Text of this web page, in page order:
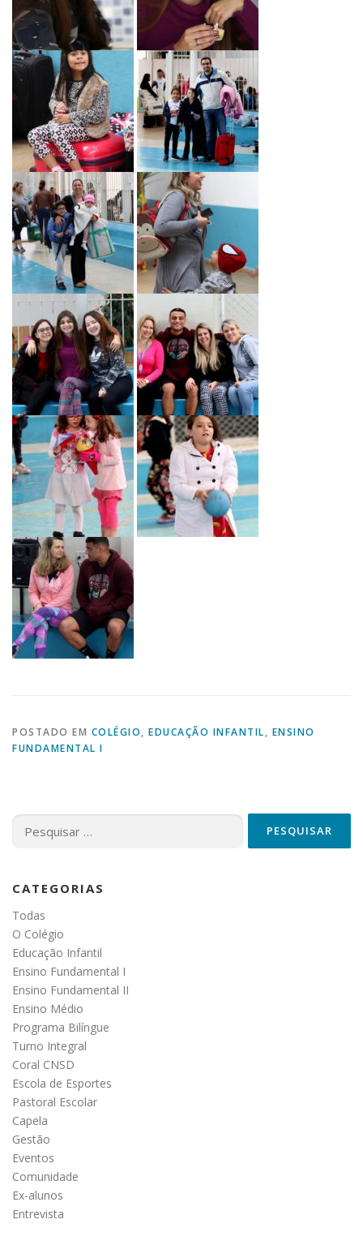
POSTADO EM COLÉGIO, EDUCAÇÃO INFANTIL, ENSINO
FUNDAMENTAL I
Pesquisar
por:
CATEGORIAS
Todas
O Colégio
Educação Infantil
Ensino Fundamental I
Ensino Fundamental II
Ensino Médio
Programa Bilíngue
Turno Integral
Coral CNSD
Escola de Esportes
Pastoral Escolar
Capela
Gestão
Eventos
Comunidade
Ex-alunos
Entrevista